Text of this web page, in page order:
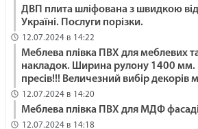
ДВП плита шліфована з швидкою
Україні. Послуги порізки.
12.07.2024 в 14:22
Меблева плівка ПВХ для меблевих
накладок. Ширина рулону 1400 мм.
пресів!!! Величезний вибір декорів
12.07.2024 в 14:20
Меблева плівка ПВХ для МДФ
12.07.2024 в 14:18